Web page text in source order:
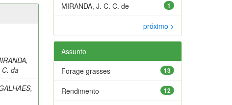
C. da
1
MIRANDA, J. C. C. de
próximo >
Assunto
13
Forage grasses
12
Rendimento